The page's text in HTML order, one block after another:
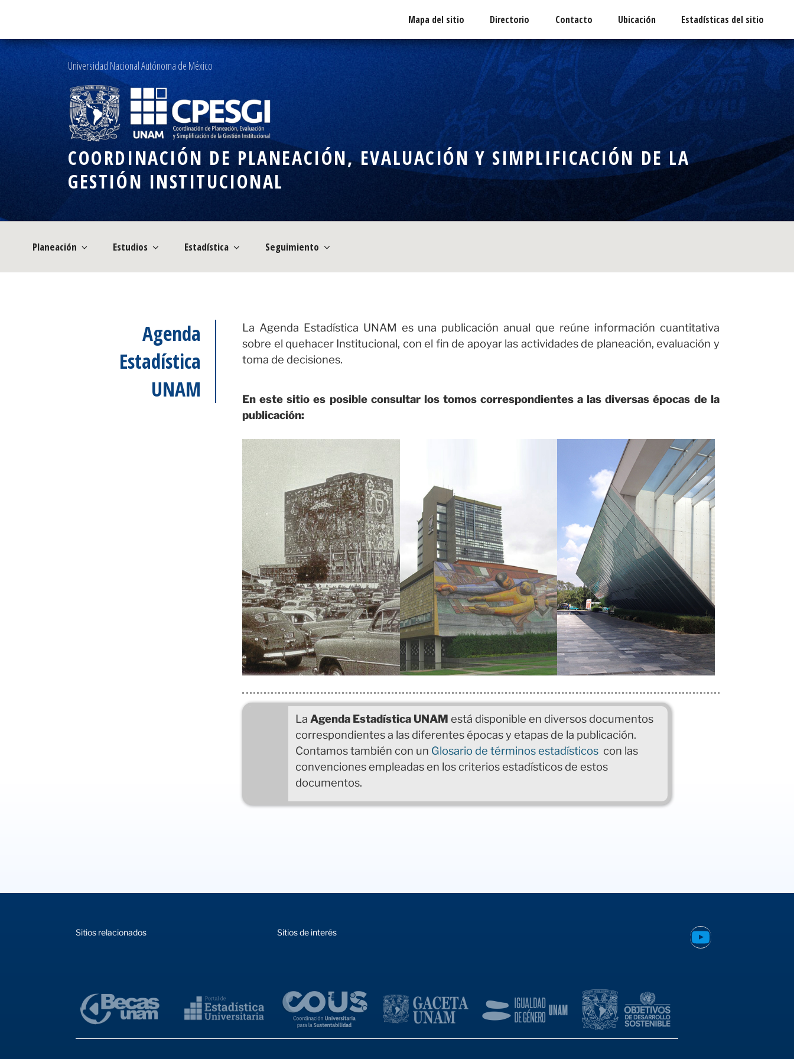
Mapa del sitio Directorio Contacto Ubicación Estadísticas del sitio
COORDINACIÓN DE PLANEACIÓN, EVALUACIÓN Y SIMPLIFICACIÓN DE LA
GESTIÓN INSTITUCIONAL
Universidad Nacional Autónoma de México
Planeación Estudios Estadística Seguimiento
Agenda
Estadística
UNAM
La Agenda Estadística UNAM es una publicación anual que reúne información cuantitativa
sobre el quehacer Institucional, con el fin de apoyar las actividades de planeación, evaluación y
toma de decisiones.
En este sitio es posible consultar los tomos correspondientes a las diversas épocas de la
publicación:
LaAgenda Estadística UNAM está disponible en diversos documentos
correspondientes a las diferentes épocas y etapas de la publicación.
Contamos también con un Glosario de términos estadísticos con las
convenciones empleadas en los criterios estadísticos de estos
documentos.
Sitios relacionados Sitios de interés YouTube